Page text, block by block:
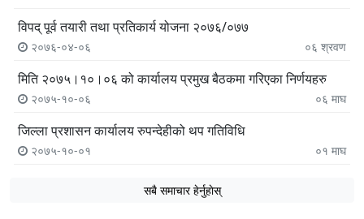
विपद् पूर्व तयारी तथा प्रतिकार्य योजना २०७६/०७७
२०७६-०४-०६ ०६ श्रवण
मिति २०७५।१०।०६ को कार्यालय प्रमुख बैठकमा गरिएका निर्णयहरु
२०७५-१०-०६ ०६ माघ
जिल्ला प्रशासन कार्यालय रुपन्देहीको थप गतिविधि
२०७५-१०-०१ ०१ माघ
सबै समाचार हेर्नुहाेस्